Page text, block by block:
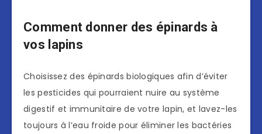
Comment donner des épinards à
vos lapins
Choisissez des épinards biologiques afin d’éviter
les pesticides qui pourraient nuire au système
digestif et immunitaire de votre lapin, et lavez-les
toujours à l’eau froide pour éliminer les bactéries